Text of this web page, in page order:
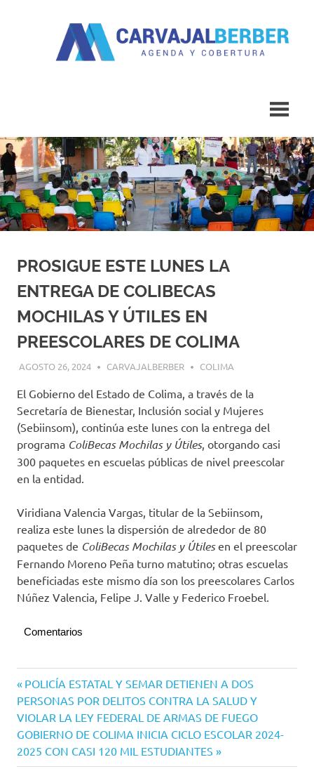
PROSIGUE ESTE LUNES LA
ENTREGA DE COLIBECAS
MOCHILAS Y ÚTILES EN
PREESCOLARES DE COLIMA
AGOSTO 26, 2024 CARVAJALBERBER COLIMA
El Gobierno del Estado de Colima, a través de la
Secretaría de Bienestar, Inclusión social y Mujeres
(Sebiinsom), continúa este lunes con la entrega del
programa ColiBecas Mochilas y Útiles, otorgando casi
300 paquetes en escuelas públicas de nivel preescolar
en la entidad.
Viridiana Valencia Vargas, titular de la Sebiinsom,
realiza este lunes la dispersión de alrededor de 80
paquetes de ColiBecas Mochilas y Útilesen el preescolar
Fernando Moreno Peña turno matutino; otras escuelas
beneficiadas este mismo día son los preescolares Carlos
Núñez Valencia, Felipe J. Valle y Federico Froebel.
Comentarios
Navegación
de
entradas
Entrada
anterior:
POLICÍA ESTATAL Y SEMAR DETIENEN A DOS
PERSONAS POR DELITOS CONTRA LA SALUD Y
VIOLAR LA LEY FEDERAL DE ARMAS DE FUEGO
Siguiente
entrada:
GOBIERNO DE COLIMA INICIA CICLO ESCOLAR 2024-
2025 CON CASI 120 MIL ESTUDIANTES